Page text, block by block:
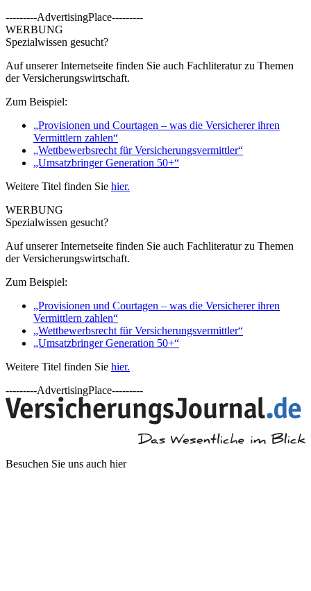
---------AdvertisingPlace---------
WERBUNG
Spezialwissen gesucht?
Auf unserer Internetseite finden Sie auch Fachliteratur zu Themen
der Versicherungswirtschaft.
Zum Beispiel:
„Provisionen und Courtagen – was die Versicherer ihren
Vermittlern zahlen“
„Wettbewerbsrecht für Versicherungsvermittler“
„Umsatzbringer Generation 50+“
Weitere Titel finden Sie hier.
WERBUNG
Spezialwissen gesucht?
Auf unserer Internetseite finden Sie auch Fachliteratur zu Themen
der Versicherungswirtschaft.
Zum Beispiel:
„Provisionen und Courtagen – was die Versicherer ihren
Vermittlern zahlen“
„Wettbewerbsrecht für Versicherungsvermittler“
„Umsatzbringer Generation 50+“
Weitere Titel finden Sie hier.
---------AdvertisingPlace---------
Besuchen Sie uns auch hier